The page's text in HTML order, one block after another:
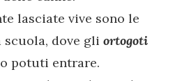
lasciate vive sono le
dove gli ortogoti
potuti entrare.